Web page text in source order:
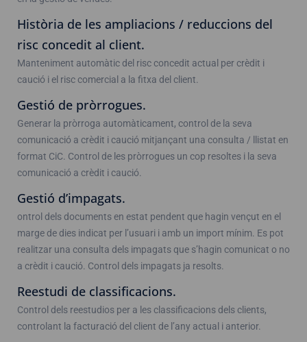
Història de les ampliacions / reduccions del
risc concedit al client.
Manteniment automàtic del risc concedit actual per crèdit i
caució i el risc comercial a la fitxa del client.
Gestió de pròrrogues.
Generar la pròrroga automàticament, control de la seva
comunicació a crèdit i caució mitjançant una consulta / llistat en
format CiC. Control de les pròrrogues un cop resoltes i la seva
comunicació a crèdit i caució.
Gestió d’impagats.
ontrol dels documents en estat pendent que hagin vençut en el
marge de dies indicat per l’usuari i amb un import mínim. Es pot
realitzar una consulta dels impagats que s’hagin comunicat o no
a crèdit i caució. Control dels impagats ja resolts.
Reestudi de classificacions.
Control dels reestudios per a les classificacions dels clients,
controlant la facturació del client de l’any actual i anterior.